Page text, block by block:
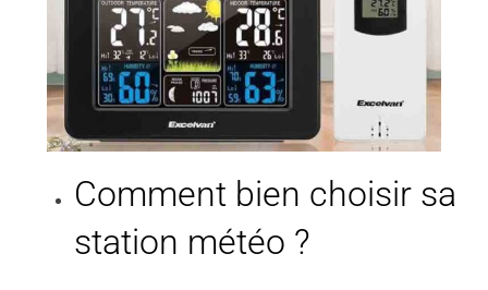
Comment bien choisir sa
station météo ?